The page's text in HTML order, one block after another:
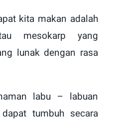
kita makan adalah
mesokarp yang
lunak dengan rasa
labu – labuan
tumbuh secara